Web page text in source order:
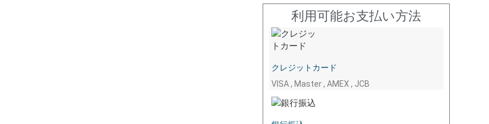
利用可能お支払い方法
クレジットカード
VISA , Master , AMEX , JCB